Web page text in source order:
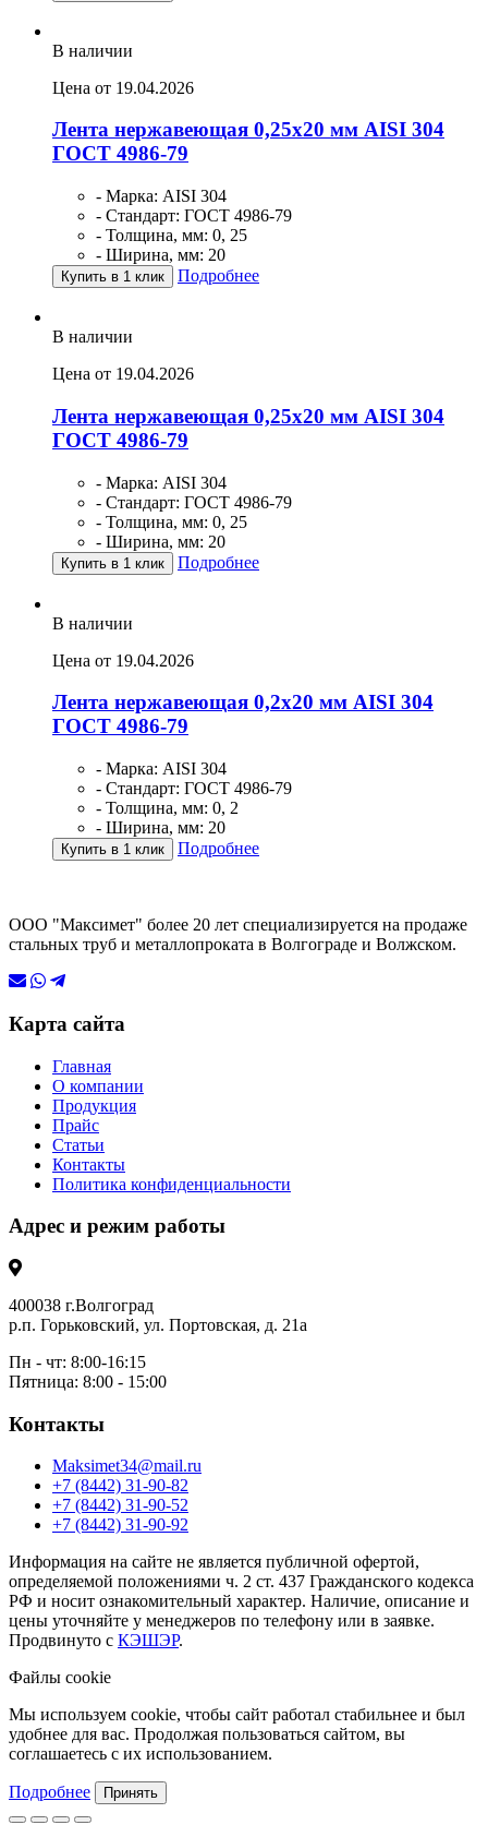
В наличии
Цена от 19.04.2026
Лента нержавеющая 0,25х20 мм AISI 304
ГОСТ 4986-79
- Марка: AISI 304
- Стандарт: ГОСТ 4986-79
- Толщина, мм: 0, 25
- Ширина, мм: 20
Купить в 1 клик Подробнее
В наличии
Цена от 19.04.2026
Лента нержавеющая 0,25х20 мм AISI 304
ГОСТ 4986-79
- Марка: AISI 304
- Стандарт: ГОСТ 4986-79
- Толщина, мм: 0, 25
- Ширина, мм: 20
Купить в 1 клик Подробнее
В наличии
Цена от 19.04.2026
Лента нержавеющая 0,2х20 мм AISI 304
ГОСТ 4986-79
- Марка: AISI 304
- Стандарт: ГОСТ 4986-79
- Толщина, мм: 0, 2
- Ширина, мм: 20
Купить в 1 клик Подробнее
ООО "Максимет" более 20 лет специализируется на продаже
стальных труб и металлопроката в Волгограде и Волжском.
Карта сайта
Главная
О компании
Продукция
Прайс
Статьи
Контакты
Политика конфиденциальности
Адрес и режим работы
400038 г.Волгоград
р.п. Горьковский, ул. Портовская, д. 21а
Пн - чт: 8:00-16:15
Пятница: 8:00 - 15:00
Контакты
Maksimet34@mail.ru
+7 (8442) 31-90-82
+7 (8442) 31-90-52
+7 (8442) 31-90-92
Информация на сайте не является публичной офертой,
определяемой положениями ч. 2 ст. 437 Гражданского кодекса
РФ и носит ознакомительный характер. Наличие, описание и
цены уточняйте у менеджеров по телефону или в заявке.
Продвинуто с КЭШЭР.
Файлы cookie
Мы используем cookie, чтобы сайт работал стабильнее и был
удобнее для вас. Продолжая пользоваться сайтом, вы
соглашаетесь с их использованием.
Подробнее Принять